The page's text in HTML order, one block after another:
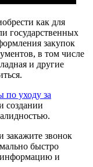
как для
государственных
закупок
в том числе
и другие
по уходу за
создании
закажите звонок
быстро
информацию и